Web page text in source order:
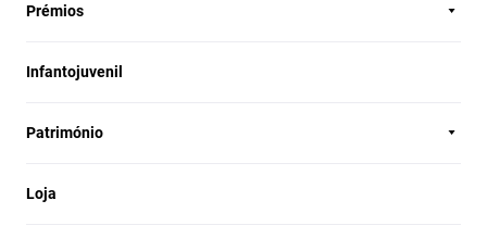
Prémios
Infantojuvenil
Património
Loja